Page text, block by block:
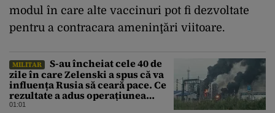
modul în care alte vaccinuri pot fi dezvoltate
pentru a contracara ameninţări viitoare.
MILITAR
S-au încheiat cele 40 de
zile în care Zelenski a spus că va
influența Rusia să ceară pace. Ce
rezultate a adus operațiunea
Kievului
01:01